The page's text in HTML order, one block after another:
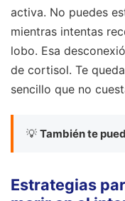
activa. No puedes
mientras intentas
lobo. Esa
de cortisol. Te
sencillo que no
💡 También te
Estrategias